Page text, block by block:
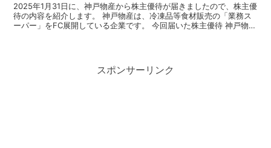
2025年1月31日に、神戸物産から株主優待が届きましたので、株主優
待の内容を紹介します。 神戸物産は、冷凍品等食材販売の「業務ス
ーパー」をFC展開している企業です。 今回届いた株主優待 神戸物産
スポンサーリンク